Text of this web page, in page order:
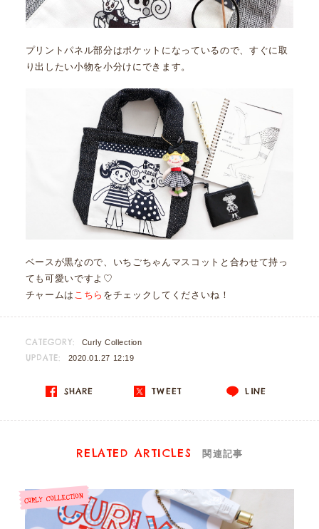
プリントパネル部分はポケットになっているので、すぐに取
り出したい小物を小分けにできます。
ベースが黒なので、いちごちゃんマスコットと合わせて持っ
ても可愛いですよ♡
チャームは こちら をチェックしてくださいね！
CATEGORY: Curly Collection
UPDATE: 2020.01.27 12:19
SHARE TWEET LINE
RELATED ARTICLES 関連記事